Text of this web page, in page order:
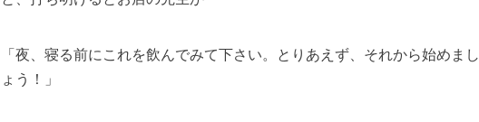
「夜、寝る前にこれを飲んでみて下さい。とりあえず、それから始めまし
ょう！」